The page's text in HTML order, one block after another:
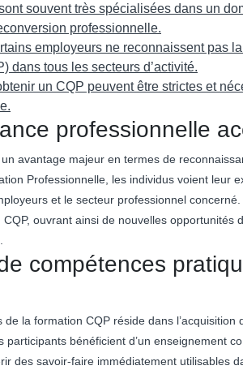
souvent très spécialisées dans un
professionnelle.
employeurs ne reconnaissent pas
dans tous les secteurs d’activité.
un CQP peuvent être strictes et
professionnelle
avantage majeur en termes de
Professionnelle, les individus voient leur
et le secteur professionnel
ouvrant ainsi de nouvelles opportunités
compétences
de la formation CQP réside dans
participants bénéficient d’un enseignement
des savoir-faire immédiatement utilisables